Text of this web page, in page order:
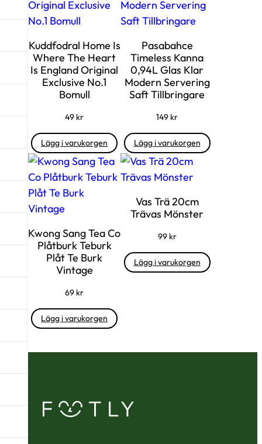
Kuddfodral Home Is
Where The Heart
Is England Original
Exclusive No.1
Bomull
49 kr
Lägg i varukorgen
Pasabahce
Timeless Kanna
0,94L Glas Klar
Modern Servering
Saft Tillbringare
149 kr
Lägg i varukorgen
Kwong Sang Tea Co
Plåtburk Teburk
Plåt Te Burk
Vintage
69 kr
Lägg i varukorgen
Vas Trä 20cm
Trävas Mönster
99 kr
Lägg i varukorgen